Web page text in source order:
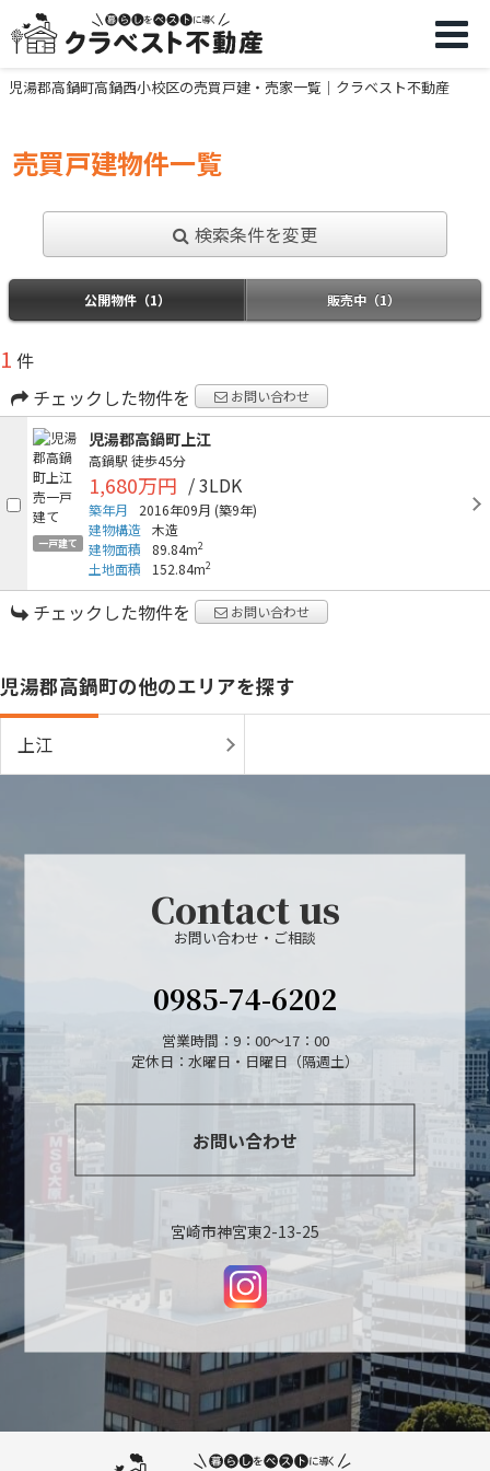
児湯郡高鍋町高鍋西小校区の売買戸建・売家一覧｜クラベスト不動産
売買戸建物件一覧
検索条件を変更
公開物件（1） 販売中（1）
1 件
チェックした物件を
お問い合わせ
一戸建て
児湯郡高鍋町上江
高鍋駅 徒歩45分
1,680万円 / 3LDK
築年月 2016年09月 (築9年)
建物構造 木造
建物面積
89.84m2
土地面積 152.84m2
チェックした物件を お問い合わせ
児湯郡高鍋町の他のエリアを探す
上江
Contact us
お問い合わせ・ご相談
0985-74-6202
営業時間：9：00～17：00
定休日：水曜日・日曜日（隔週土）
お問い合わせ
宮崎市神宮東2-13-25